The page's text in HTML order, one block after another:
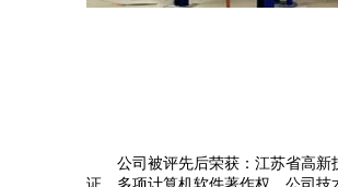
公司被评先后荣获：江苏省高新